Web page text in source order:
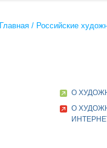
Главная / Российские
О
О